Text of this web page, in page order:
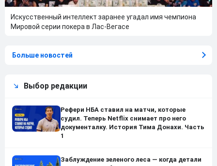
Искусственный интеллект заранее угадал имя чемпиона
Мировой серии покера в Лас-Вегасе
Больше новостей
Выбор редакции
Рефери НБА ставил на матчи, которые
судил. Теперь Netflix снимает про него
документалку. История Тима Донахи. Часть
1
Заблуждение зеленого леса — когда детали